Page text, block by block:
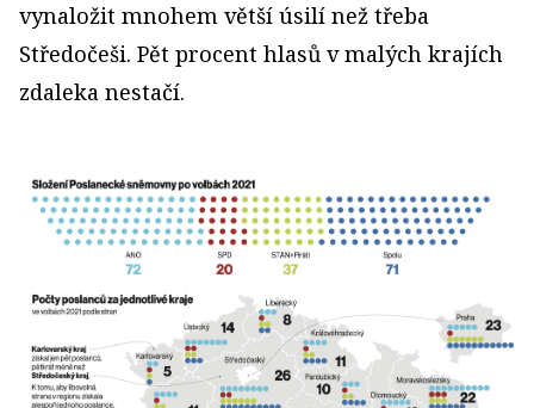
vynaložit mnohem větší úsilí než třeba
Středočeši. Pět procent hlasů v malých krajích
zdaleka nestačí.